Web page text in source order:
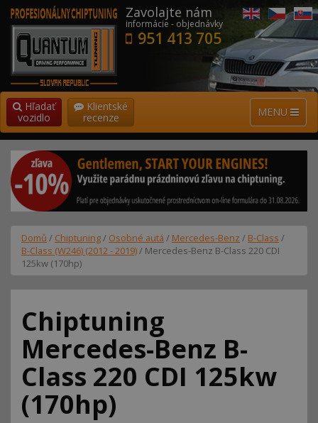
Zavolajte nám
informácie - objednávky
951 413 705
MENU
Hľadať
vozidlo
Klientské
recenze
Domů / Chiptuning/ Osobné autá / Mercedes-Benz / B-Class /
B-Class (W246) (2012 - 2019)/ Mercedes-Benz B-Class 220 CDI
125kw (170hp)
Chiptuning
Mercedes-Benz B-
Class 220 CDI 125kw
(170hp)